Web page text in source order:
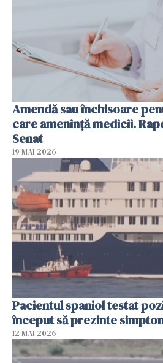
Amendă sau închisoare
care ameninţă medicii.
Senat
19 MAI 2026
Pacientul spaniol testat
început să prezinte
12 MAI 2026